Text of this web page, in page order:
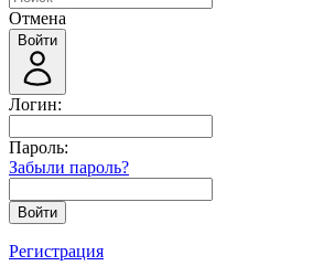
Отмена
Войти
Логин:
Пароль:
Забыли пароль?
Войти
Регистрация